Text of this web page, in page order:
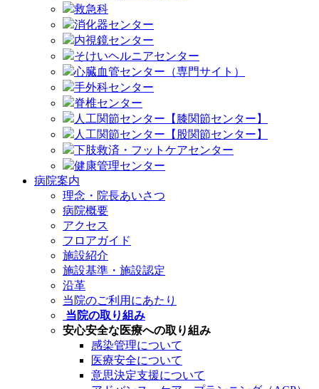
救急科
消化器センター
内視鏡センター
そけいヘルニアセンター
心臓血管センター（専門サイト）
手外科センター
脊椎センター
人工関節センター【膝関節センター】
人工関節センター【股関節センター】
下肢救済・フットケアセンター
健康管理センター
病院案内
理念・院長あいさつ
病院概要
アクセス
フロアガイド
施設紹介
施設基準・施設認定
沿革
当院のご利用にあたり
当院の取り組み
安心安全な医療への取り組み
感染管理について
医療安全について
意思決定支援について